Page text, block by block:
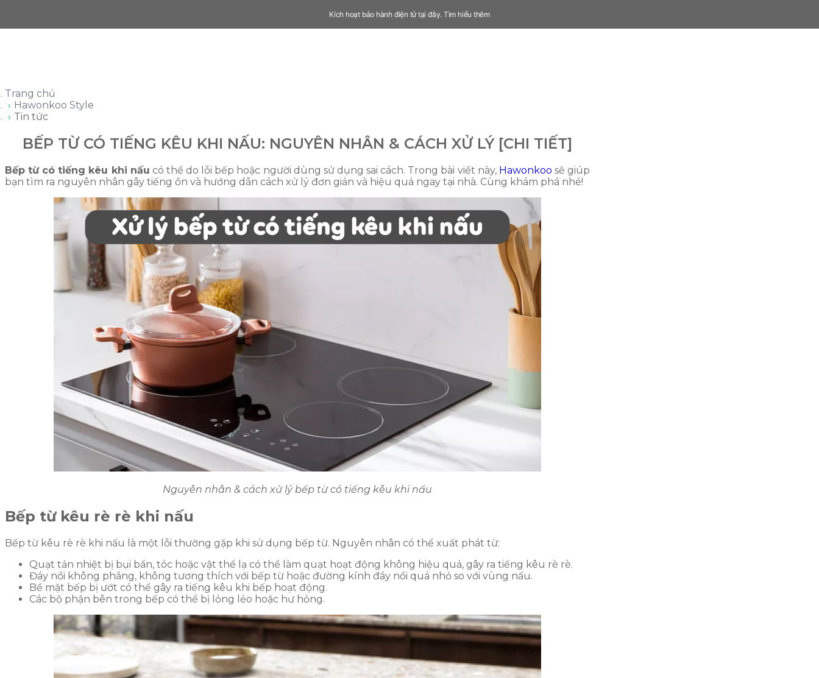
Kích hoạt bảo hành điện tử tại đây. Tìm hiểu thêm
Trang chủ
Hawonkoo Style
Tin tức
BẾP TỪ CÓ TIẾNG KÊU KHI NẤU: NGUYÊN NHÂN & CÁCH XỬ LÝ [CHI TIẾT]
Bếp từ có tiếng kêu khi nấu có thể do lỗi bếp hoặc người dùng sử dụng sai cách. Trong bài viết này, Hawonkoo sẽ giúp
bạn tìm ra nguyên nhân gây tiếng ồn và hướng dẫn cách xử lý đơn giản và hiệu quả ngay tại nhà. Cùng khám phá nhé!
Nguyên nhân & cách xử lý bếp từ có tiếng kêu khi nấu
Bếp từ kêu rè rè khi nấu
Bếp từ kêu rè rè khi nấu là một lỗi thường gặp khi sử dụng bếp từ. Nguyên nhân có thể xuất phát từ:
Quạt tản nhiệt bị bụi bẩn, tóc hoặc vật thể lạ có thể làm quạt hoạt động không hiệu quả, gây ra tiếng kêu rè rè.
Đáy nồi không phẳng, không tương thích với bếp từ hoặc đường kính đáy nồi quá nhỏ so với vùng nấu.
Bề mặt bếp bị ướt có thể gây ra tiếng kêu khi bếp hoạt động.
Các bộ phận bên trong bếp có thể bị lỏng lẻo hoặc hư hỏng.